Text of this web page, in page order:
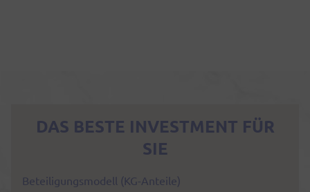
DAS BESTE INVESTMENT FÜR
SIE
Beteiligungsmodell (KG-Anteile)